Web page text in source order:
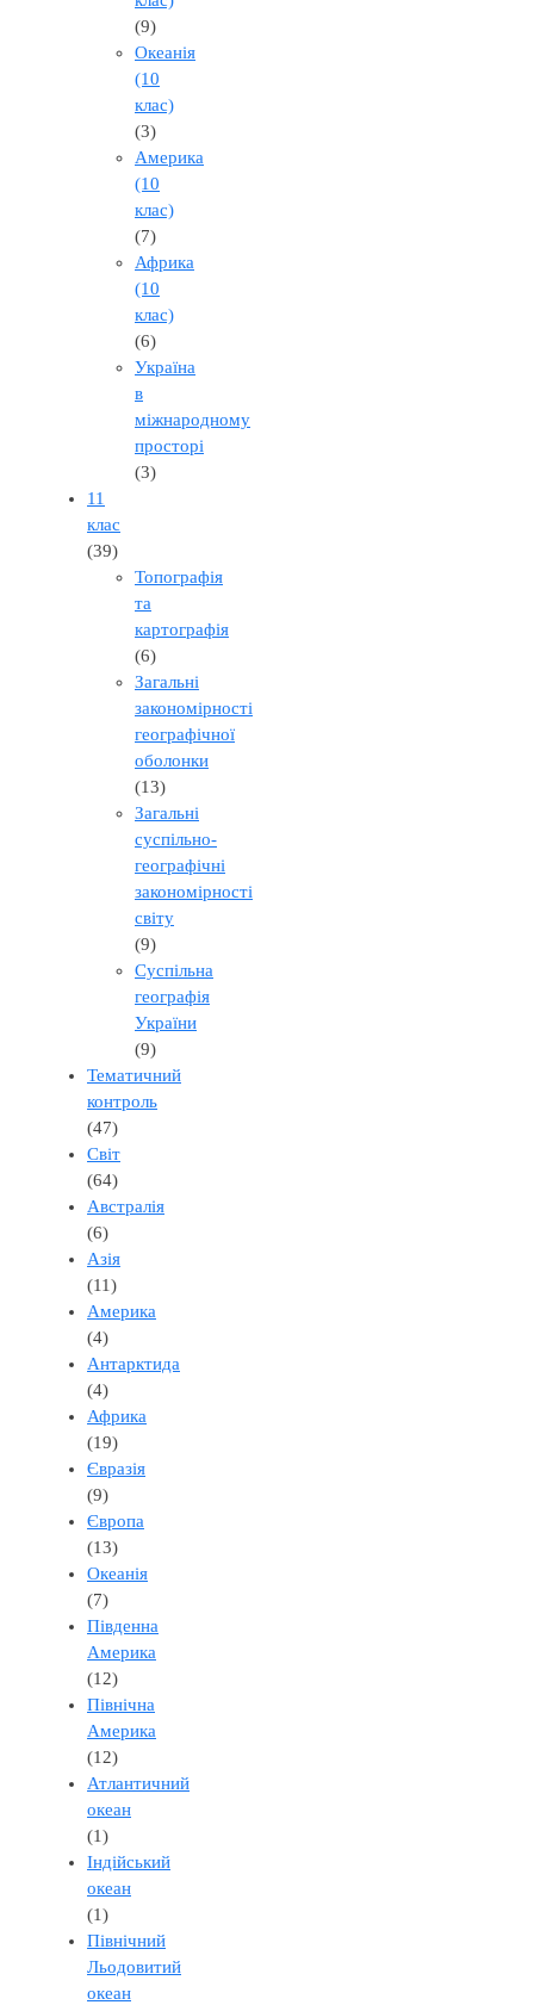
(9)
Океанія
(10
клас)
(3)
Америка
(10
клас)
(7)
Африка
(10
клас)
(6)
Україна
в
міжнародному
просторі
(3)
11
клас
(39)
Топографія
та
картографія
(6)
Загальні
закономірності
географічної
оболонки
(13)
Загальні
суспільно-
географічні
закономірності
світу
(9)
Суспільна
географія
України
(9)
Тематичний
контроль
(47)
Світ
(64)
Австралія
(6)
Азія
(11)
Америка
(4)
Антарктида
(4)
Африка
(19)
Євразія
(9)
Європа
(13)
Океанія
(7)
Південна
Америка
(12)
Північна
Америка
(12)
Атлантичний
океан
(1)
Індійський
океан
(1)
Північний
Льодовитий
океан